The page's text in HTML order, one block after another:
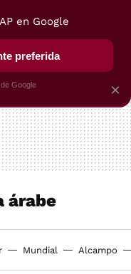
VEGUI
árabe
Mundial Alcampo
×
en Google
preferida
Google